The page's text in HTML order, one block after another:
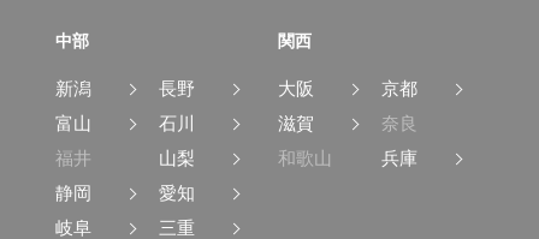
中部
新潟
長野
富山
石川
福井
山梨
静岡
愛知
岐阜
三重
関西
大阪
京都
滋賀
奈良
和歌山
兵庫